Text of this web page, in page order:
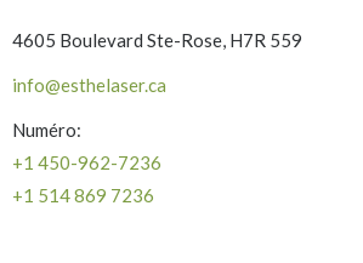
4605 Boulevard Ste-Rose, H7R 559
info@esthelaser.ca
Numéro:
+1 450-962-7236
+1 514 869 7236